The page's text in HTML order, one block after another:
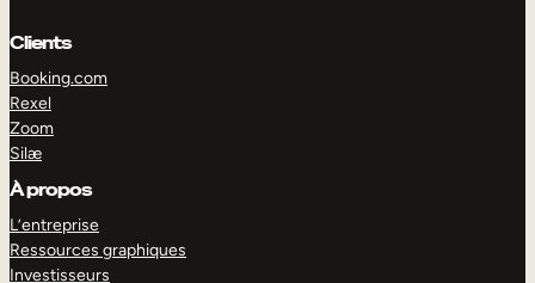
Clients
Booking.com
Rexel
Zoom
Silæ
À propos
L’entreprise
Ressources graphiques
Investisseurs